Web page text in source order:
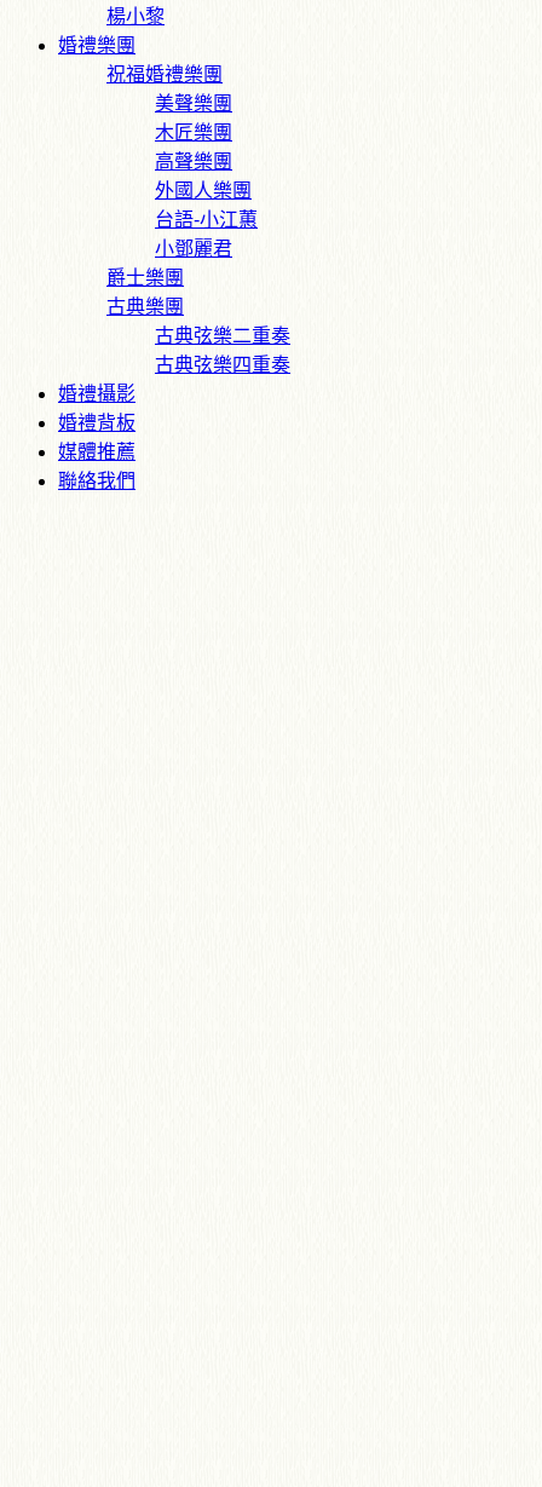
楊小黎
婚禮樂團
祝福婚禮樂團
美聲樂團
木匠樂團
高聲樂團
外國人樂團
台語-小江蕙
小鄧麗君
爵士樂團
古典樂團
古典弦樂二重奏
古典弦樂四重奏
婚禮攝影
婚禮背板
媒體推薦
聯絡我們